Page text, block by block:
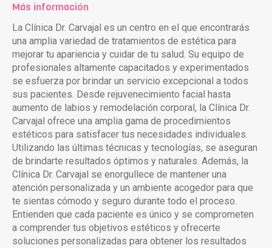
Más información
La Clínica Dr. Carvajal es un centro en el que encontrarás
una amplia variedad de tratamientos de estética para
mejorar tu apariencia y cuidar de tu salud. Su equipo de
profesionales altamente capacitados y experimentados
se esfuerza por brindar un servicio excepcional a todos
sus pacientes. Desde rejuvenecimiento facial hasta
aumento de labios y remodelación corporal, la Clínica Dr.
Carvajal ofrece una amplia gama de procedimientos
estéticos para satisfacer tus necesidades individuales.
Utilizando las últimas técnicas y tecnologías, se aseguran
de brindarte resultados óptimos y naturales. Además, la
Clínica Dr. Carvajal se enorgullece de mantener una
atención personalizada y un ambiente acogedor para que
te sientas cómodo y seguro durante todo el proceso.
Entienden que cada paciente es único y se comprometen
a comprender tus objetivos estéticos y ofrecerte
soluciones personalizadas para obtener los resultados